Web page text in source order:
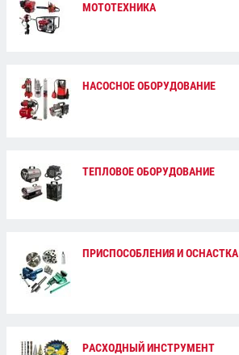
МОТОТЕХНИКА
НАСОСНОЕ ОБОРУДОВАНИЕ
ТЕПЛОВОЕ ОБОРУДОВАНИЕ
ПРИСПОСОБЛЕНИЯ И ОСНАСТКА
РАСХОДНЫЙ ИНСТРУМЕНТ